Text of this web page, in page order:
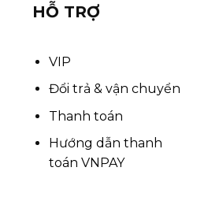
HỖ TRỢ
VIP
Đổi trả & vận chuyển
Thanh toán
Hướng dẫn thanh
toán VNPAY